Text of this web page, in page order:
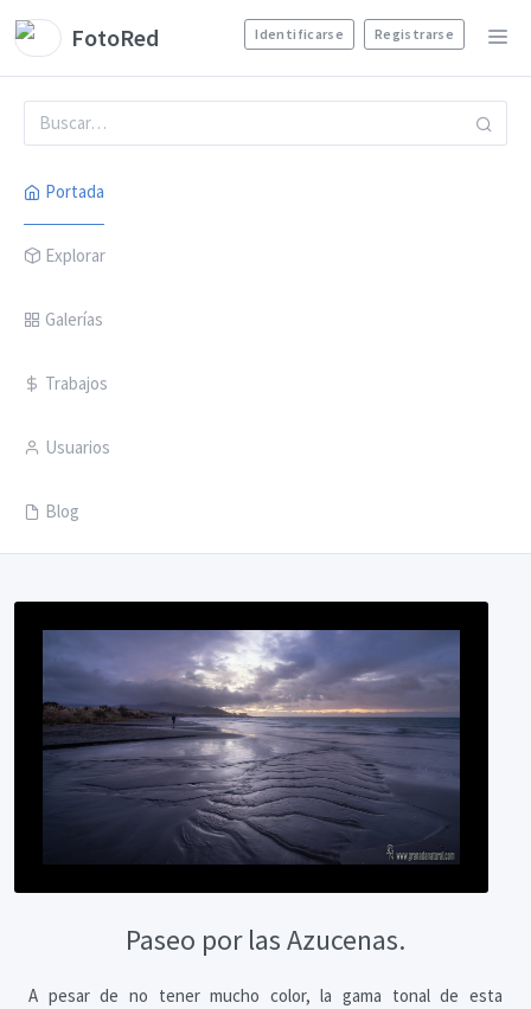
FotoRed Identificarse Registrarse
Portada
Explorar
Galerías
Trabajos
Usuarios
Blog
Paseo por las Azucenas.
A pesar de no tener mucho color, la gama tonal de esta